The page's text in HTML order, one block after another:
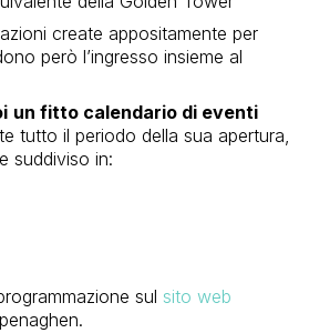
create appositamente per
però l’ingresso insieme al
un fitto calendario di eventi
tutto il periodo della sua apertura,
suddiviso in:
sul sito web